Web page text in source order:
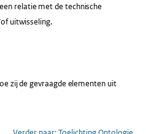
relatie met de technische
uitwisseling.
zij de gevraagde elementen uit